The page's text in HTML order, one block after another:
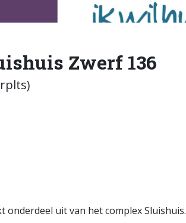
Zwerf 136
onderdeel uit van het complex Sluishuis.